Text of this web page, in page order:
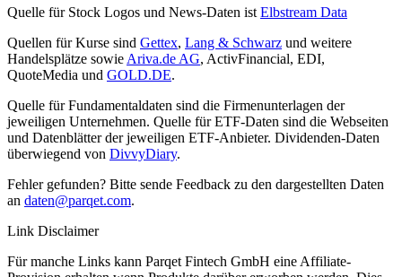
Quelle für Stock Logos und News-Daten ist Elbstream Data
Quellen für Kurse sind Gettex, Lang & Schwarz und weitere
Handelsplätze sowie Ariva.de AG, ActivFinancial, EDI,
QuoteMedia und GOLD.DE.
Quelle für Fundamentaldaten sind die Firmenunterlagen der
jeweiligen Unternehmen. Quelle für ETF-Daten sind die Webseiten
und Datenblätter der jeweiligen ETF-Anbieter. Dividenden-Daten
überwiegend von DivvyDiary.
Fehler gefunden? Bitte sende Feedback zu den dargestellten Daten
an daten@parqet.com.
Link Disclaimer
Für manche Links kann Parqet Fintech GmbH eine Affiliate-